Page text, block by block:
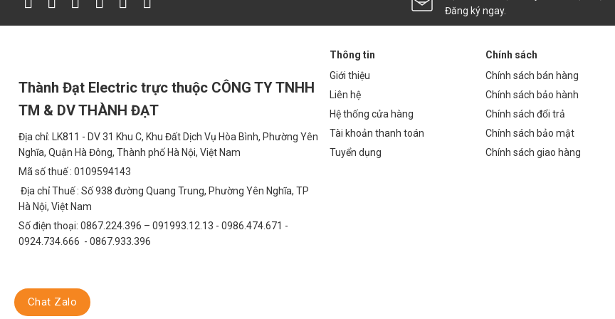
Ứng Dụng Đa Dạng
Đèn Pha Sân Thể Thao Chống Chói Loá 50W (TDLF-MTT50) có thể được ứng dụng rộng rãi trong nhiều không gian khác nhau:
Sân bóng đá mini, sân bóng rổ, sân tennis, sân cầu lông, sân volleyball.
Đường phố và đô thị: Chiếu sáng đường liên thôn, đường đô thị, khu dân cư.
Bãi xe: Chiếu sáng bãi đỗ xe ô tô, xe máy.
Khu công nghiệp:Chiếu sáng nhà xưởng, bãi hàng, khu vực tập kết.
Khu vực quảng cáo:
Khả Năng Chống Chói Lóa Vượt Trội
Một trong những ưu điểm nổi bật của TDLF-MTT50 là khả năng chống chói loá hiệu quả. Thiết kế đặc biệt của đèn giúp phân tán ánh
sáng một cách đồng đều, giảm thiểu tình trạng chói mắt cho vận động viên và khán giả, đảm bảo trải nghiệm thể thao tốt nhất.
1. Đèn Pha Sân Thể Thao Chống Chói Loá 50W có tiêu thụ nhiều điện năng không?
Không, đèn LED TDLF-MTT50 có công suất chỉ 50W và hiệu suất cao, giúp tiết kiệm điện năng đáng kể so với các loại đèn truyền thống.
Đăng ký ngay.
Thành Đạt Electric trực thuộc CÔNG TY TNHH
TM & DV THÀNH ĐẠT
Địa chỉ: LK811 - DV 31 Khu C, Khu Đất Dịch Vụ Hòa Bình, Phường Yên
Nghĩa, Quận Hà Đông, Thành phố Hà Nội, Việt Nam
Mã số thuế : 0109594143
Địa chỉ Thuế : Số 938 đường Quang Trung, Phường Yên Nghĩa, TP
Hà Nội, Việt Nam
Số điện thoại: 0867.224.396 – 091993.12.13 - 0986.474.671 -
0924.734.666 - 0867.933.396
Thông tin
Giới thiệu
Liên hệ
Hệ thống cửa hàng
Tài khoản thanh toán
Tuyển dụng
Chính sách
Chính sách bán hàng
Chính sách bảo hành
Chính sách đổi trả
Chính sách bảo mật
Chính sách giao hàng
Chat Zalo